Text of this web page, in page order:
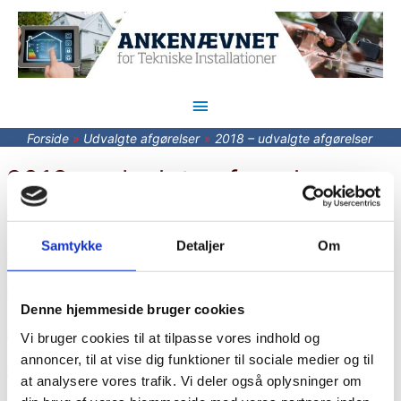
Samtykke Detaljer Om
Denne hjemmeside bruger cookies
Vi bruger cookies til at tilpasse vores indhold og
annoncer, til at vise dig funktioner til sociale medier og til
at analysere vores trafik. Vi deler også oplysninger om
Hovedmenu
Forside Udvalgte afgørelser 2018 – udvalgte afgørelser
2018 – udvalgte afgørelser
2018 – Tilbud er bindende
2018 – Hvad sker der, hvis indklagede ikke vil medvirke
2018 – Indklagede har sparet omkostninger til udbedring